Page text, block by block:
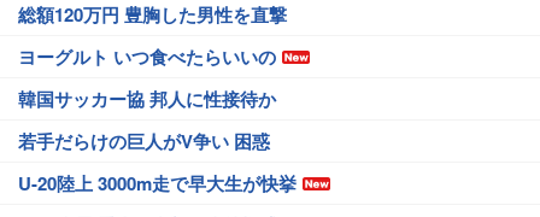
総額120万円 豊胸した男性を直撃
ヨーグルト いつ食べたらいいの
韓国サッカー協 邦人に性接待か
若手だらけの巨人がV争い 困惑
U-20陸上 3000m走で早大生が快挙